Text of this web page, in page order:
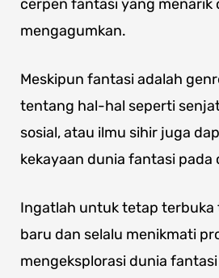
cerpen fantasi yang menarik
mengagumkan.
Meskipun fantasi adalah
tentang hal-hal seperti
sosial, atau ilmu sihir juga
kekayaan dunia fantasi pada
Ingatlah untuk tetap
baru dan selalu menikmati
mengeksplorasi dunia